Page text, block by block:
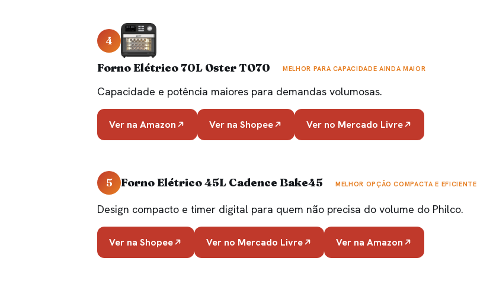
4
Forno Elétrico 70L Oster TO70
MELHOR PARA CAPACIDADE AINDA MAIOR
Capacidade e potência maiores para demandas volumosas.
Ver na Amazon Ver na Shopee Ver no Mercado Livre
5 Forno Elétrico 45L Cadence Bake45 MELHOR OPÇÃO COMPACTA E EFICIENTE
Design compacto e timer digital para quem não precisa do volume do Philco.
Ver na Shopee Ver no Mercado Livre Ver na Amazon